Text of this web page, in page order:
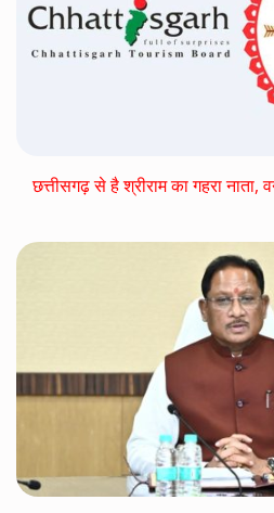
छत्तीसगढ़ से है श्रीराम का गहरा